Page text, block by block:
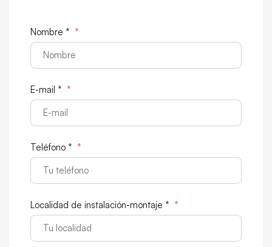
Nombre * *
E-mail * *
Teléfono * *
Localidad de instalación-montaje * *